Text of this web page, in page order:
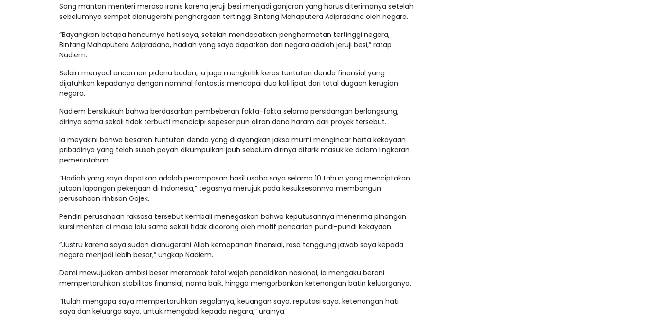
Sang mantan menteri merasa ironis karena jeruji besi menjadi ganjaran yang harus diterimanya setelah
sebelumnya sempat dianugerahi penghargaan tertinggi Bintang Mahaputera Adipradana oleh negara.
“Bayangkan betapa hancurnya hati saya, setelah mendapatkan penghormatan tertinggi negara,
Bintang Mahaputera Adipradana, hadiah yang saya dapatkan dari negara adalah jeruji besi,” ratap
Nadiem.
Selain menyoal ancaman pidana badan, ia juga mengkritik keras tuntutan denda finansial yang
dijatuhkan kepadanya dengan nominal fantastis mencapai dua kali lipat dari total dugaan kerugian
negara.
Nadiem bersikukuh bahwa berdasarkan pembeberan fakta-fakta selama persidangan berlangsung,
dirinya sama sekali tidak terbukti mencicipi sepeser pun aliran dana haram dari proyek tersebut.
Ia meyakini bahwa besaran tuntutan denda yang dilayangkan jaksa murni mengincar harta kekayaan
pribadinya yang telah susah payah dikumpulkan jauh sebelum dirinya ditarik masuk ke dalam lingkaran
pemerintahan.
“Hadiah yang saya dapatkan adalah perampasan hasil usaha saya selama 10 tahun yang menciptakan
jutaan lapangan pekerjaan di Indonesia,” tegasnya merujuk pada kesuksesannya membangun
perusahaan rintisan Gojek.
Pendiri perusahaan raksasa tersebut kembali menegaskan bahwa keputusannya menerima pinangan
kursi menteri di masa lalu sama sekali tidak didorong oleh motif pencarian pundi-pundi kekayaan.
“Justru karena saya sudah dianugerahi Allah kemapanan finansial, rasa tanggung jawab saya kepada
negara menjadi lebih besar,” ungkap Nadiem.
Demi mewujudkan ambisi besar merombak total wajah pendidikan nasional, ia mengaku berani
mempertaruhkan stabilitas finansial, nama baik, hingga mengorbankan ketenangan batin keluarganya.
“Itulah mengapa saya mempertaruhkan segalanya, keuangan saya, reputasi saya, ketenangan hati
saya dan keluarga saya, untuk mengabdi kepada negara,” urainya.